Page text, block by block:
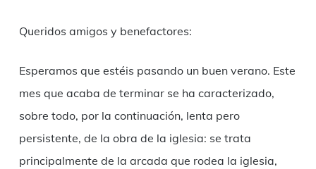
Queridos amigos y benefactores:
Esperamos que estéis pasando un buen verano. Este
mes que acaba de terminar se ha caracterizado,
sobre todo, por la continuación, lenta pero
persistente, de la obra de la iglesia: se trata
principalmente de la arcada que rodea la iglesia,